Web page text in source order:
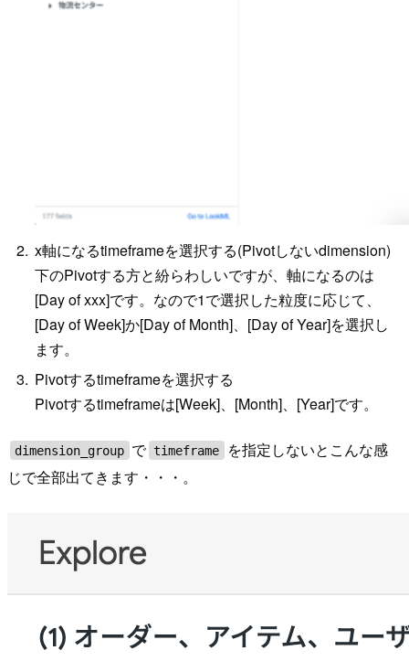
x軸になるtimeframeを選択する(Pivotしないdimension)
下のPivotする方と紛らわしいですが、軸になるのは
[Day of xxx]です。なので1で選択した粒度に応じて、
[Day of Week]か[Day of Month]、[Day of Year]を選択し
ます。
Pivotするtimeframeを選択する
Pivotするtimeframeは[Week]、[Month]、[Year]です。
dimension_group で timeframe
を指定しないとこんな感
じで全部出てきます・・・。